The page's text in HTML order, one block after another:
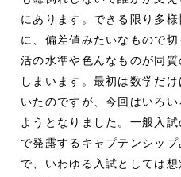
にあります。できる限り多
に、偏差値みたいなもので
活の水準や色んなものが同
しまいます。最初は数学だ
いたのですが、今回はいろ
ようとなりました。一般入
で発露するキャプテンシッ
で、いわゆる入試としては